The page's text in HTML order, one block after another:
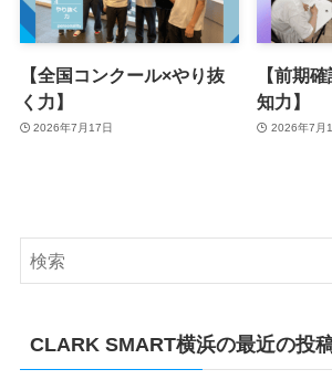
【全国コンクール×やり抜
く力】
2026年7月17日
【前期
知力】
2026年7月
CLARK SMART横浜の最近の投